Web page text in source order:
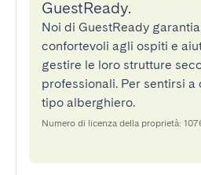
GuestReady.
Noi di GuestReady
confortevoli agli ospiti e
gestire le loro strutture
professionali. Per sentirsi a
tipo alberghiero.
Numero di licenza della proprietà: